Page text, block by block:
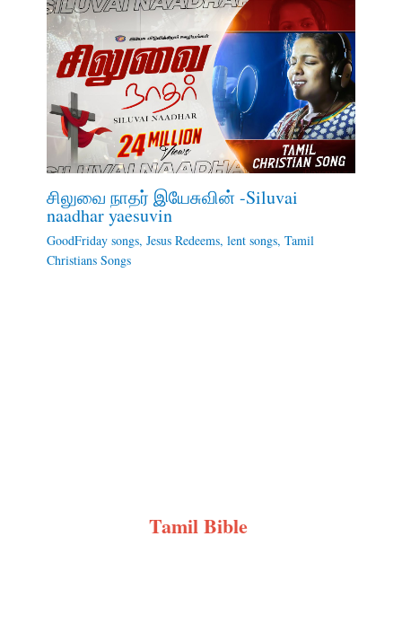
சிலுவை நாதர் இயேசுவின் -Siluvai
naadhar yaesuvin
GoodFriday songs, Jesus Redeems, lent songs, Tamil
Christians Songs
Tamil Bible